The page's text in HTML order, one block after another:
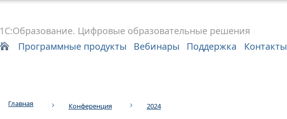
1С:Образование. Цифровые образовательные решения
Программные продукты
Вебинары Поддержка Контакты
Главная Конференция 2024